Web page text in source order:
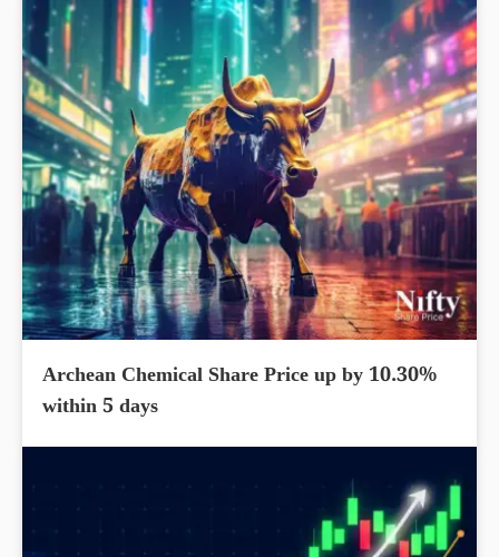
Archean Chemical Share Price up by 10.30%
within 5 days